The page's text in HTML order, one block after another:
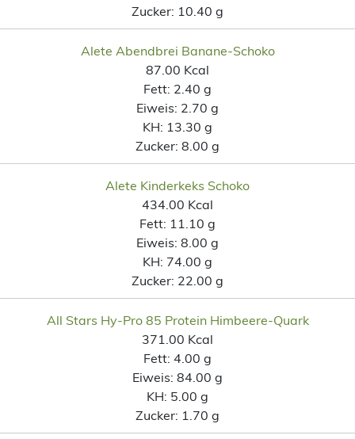
Zucker: 10.40 g
Alete Abendbrei Banane-Schoko
87.00 Kcal
Fett: 2.40 g
Eiweis: 2.70 g
KH: 13.30 g
Zucker: 8.00 g
Alete Kinderkeks Schoko
434.00 Kcal
Fett: 11.10 g
Eiweis: 8.00 g
KH: 74.00 g
Zucker: 22.00 g
All Stars Hy-Pro 85 Protein Himbeere-Quark
371.00 Kcal
Fett: 4.00 g
Eiweis: 84.00 g
KH: 5.00 g
Zucker: 1.70 g